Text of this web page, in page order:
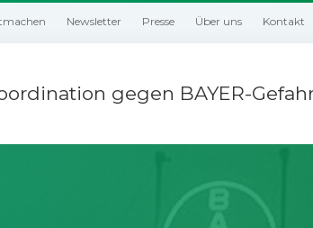
Newsletter Presse Über uns Kontakt
gegen BAYER-